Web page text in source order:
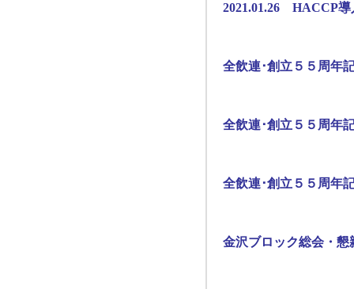
2021.01.26 HACCP
全飲連･創立５５周年
全飲連･創立５５周年
全飲連･創立５５周年
金沢ブロック総会・